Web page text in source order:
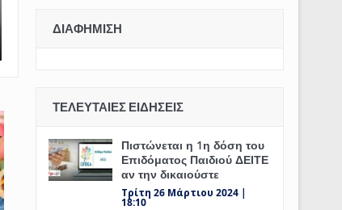
ΔΙΑΦΉΜΙΣΗ
ΤΕΛΕΥΤΑΊΕΣ ΕΙΔΉΣΕΙΣ
Πιστώνεται η 1η δόση του
Επιδόματος Παιδιού ΔΕΙΤΕ
αν την δικαιούστε
Τρίτη 26 Μάρτιου 2024 |
18:10